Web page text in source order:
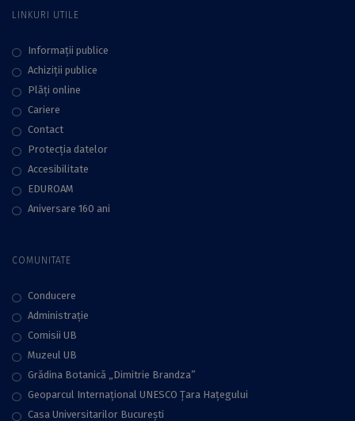
LINKURI UTILE
Informații publice
Achiziții publice
Plăţi online
Cariere
Contact
Protecţia datelor
Accesibilitate
EDUROAM
Aniversare 160 ani
COMUNITATE
Conducere
Administraţie
Comisii UB
Muzeul UB
Grădina Botanică „Dimitrie Brandza”
Geoparcul Internațional UNESCO Țara Hațegului
Casa Universitarilor București